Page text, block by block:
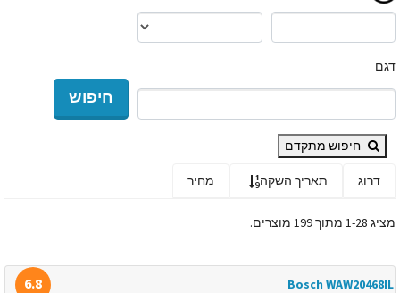
דגם
חיפוש
חיפוש מתקדם
דרוג תאריך השקה מחיר
מציג 1-28 מתוך 199 מוצרים.
Bosch WAW20468IL
6.8